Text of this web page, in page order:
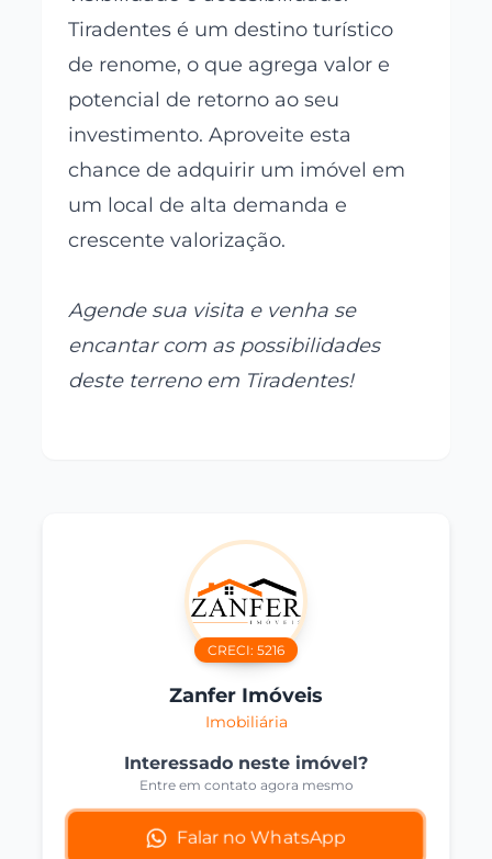
Tiradentes é um destino turístico
de renome, o que agrega valor e
potencial de retorno ao seu
investimento. Aproveite esta
chance de adquirir um imóvel em
um local de alta demanda e
crescente valorização.
Agende sua visita e venha se
encantar com as possibilidades
deste terreno em Tiradentes!
CRECI: 5216
Zanfer Imóveis
Imobiliária
Interessado neste imóvel?
Entre em contato agora mesmo
Falar no WhatsApp